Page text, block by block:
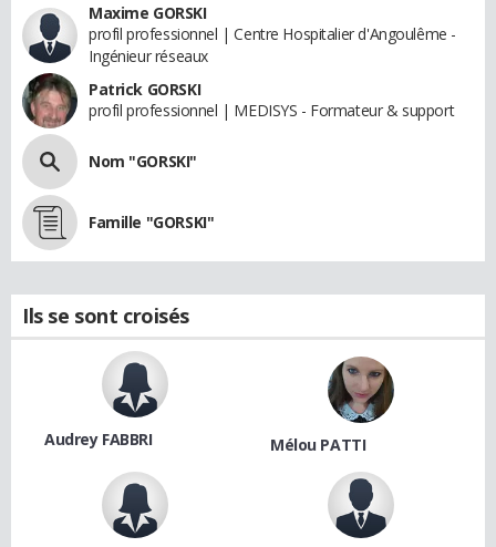
Maxime GORSKI
profil professionnel | Centre Hospitalier d'Angoulême -
Ingénieur réseaux
Patrick GORSKI
profil professionnel | MEDISYS - Formateur & support
Nom "GORSKI"
Famille "GORSKI"
Ils se sont croisés
Audrey FABBRI Mélou PATTI